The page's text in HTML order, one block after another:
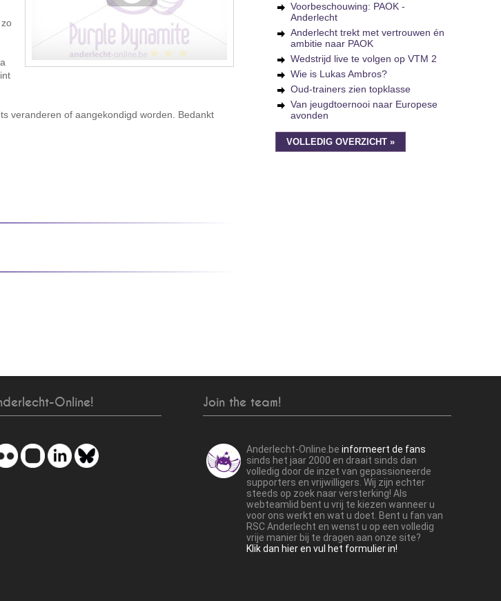
veranderen of aangekondigd worden. Bedankt
Voorbeschouwing: PAOK -
Anderlecht
Anderlecht trekt met vertrouwen én
ambitie naar PAOK
Wedstrijd live te volgen op VTM 2
Wie is Lukas Ambros?
Oud-trainers zien topklasse
Van jeugdtoernooi naar Europese
avonden
VOLLEDIG OVERZICHT »
Online! Join the team!
Anderlecht-Online.be informeert de fans
sinds het jaar 2000 en draait sinds dan
volledig door de inzet van gepassioneerde
supporters en vrijwilligers. Wij zijn echter
steeds op zoek naar versterking! Als
webteamlid bent u vrij te kiezen wanneer u
voor ons werkt en wat u doet. Bent u fan van
RSC Anderlecht en wenst u op een volledig
vrije manier bij te dragen aan onze site?
Klik dan hier en vul het formulier in!